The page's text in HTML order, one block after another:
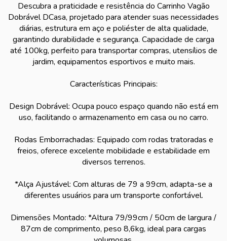
Descubra a praticidade e resistência do Carrinho Vagão
Dobrável DCasa, projetado para atender suas necessidades
diárias, estrutura em aço e poliéster de alta qualidade,
garantindo durabilidade e segurança. Capacidade de carga
até 100kg, perfeito para transportar compras, utensílios de
jardim, equipamentos esportivos e muito mais.
Características Principais:
Design Dobrável: Ocupa pouco espaço quando não está em
uso, facilitando o armazenamento em casa ou no carro.
Rodas Emborrachadas: Equipado com rodas tratoradas e
freios, oferece excelente mobilidade e estabilidade em
diversos terrenos.
*Alça Ajustável: Com alturas de 79 a 99cm, adapta-se a
diferentes usuários para um transporte confortável.
Dimensões Montado: *Altura 79/99cm / 50cm de largura /
87cm de comprimento, peso 8,6kg, ideal para cargas